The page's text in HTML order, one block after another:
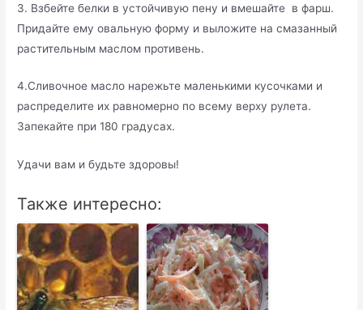
3. Взбейте белки в устойчивую пену и вмешайте в фарш.
Придайте ему овальную форму и выложите на смазанный
растительным маслом противень.
4.Сливочное масло нарежьте маленькими кусочками и
распределите их равномерно по всему верху рулета.
Запекайте при 180 градусах.
Удачи вам и будьте здоровы!
Также интересно: